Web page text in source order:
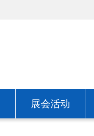
展会活动